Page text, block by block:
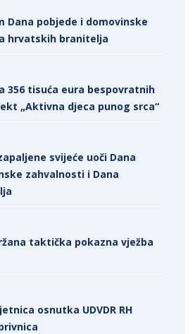
Dana pobjede i domovinske
hrvatskih branitelja
356 tisuća eura bespovratnih
„Aktivna djeca punog srca“
svijeće uoči Dana
zahvalnosti i Dana
taktička pokazna vježba
osnutka UDVDR RH